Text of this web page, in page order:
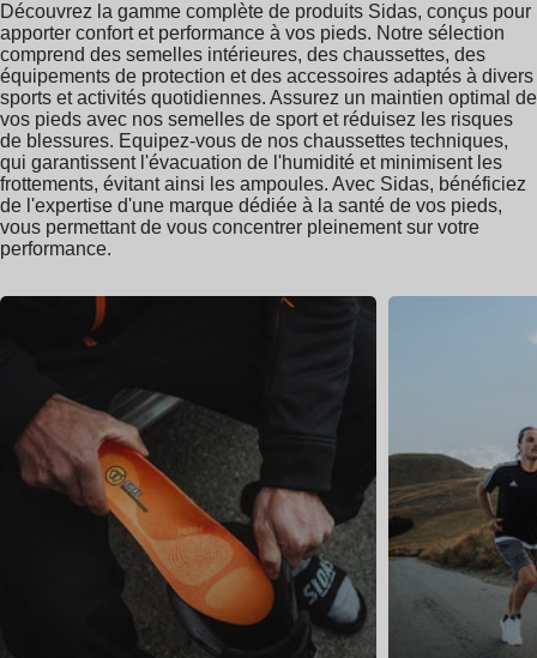
Découvrez la gamme complète de produits Sidas, conçus pour
apporter confort et performance à vos pieds. Notre sélection
comprend des semelles intérieures, des chaussettes, des
équipements de protection et des accessoires adaptés à divers
sports et activités quotidiennes. Assurez un maintien optimal de
vos pieds avec nos semelles de sport et réduisez les risques
de blessures. Equipez-vous de nos chaussettes techniques,
qui garantissent l'évacuation de l'humidité et minimisent les
frottements, évitant ainsi les ampoules. Avec Sidas, bénéficiez
de l'expertise d'une marque dédiée à la santé de vos pieds,
vous permettant de vous concentrer pleinement sur votre
performance.